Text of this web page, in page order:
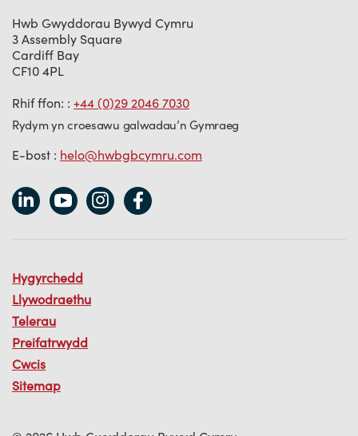
Hwb Gwyddorau Bywyd Cymru
3 Assembly Square
Cardiff Bay
CF10 4PL
Rhif ffon: : +44 (0)29 2046 7030
Rydym yn croesawu galwadau’n Gymraeg
E-bost : helo@hwbgbcymru.com
Hygyrchedd
Llywodraethu
Telerau
Preifatrwydd
Cwcis
Sitemap